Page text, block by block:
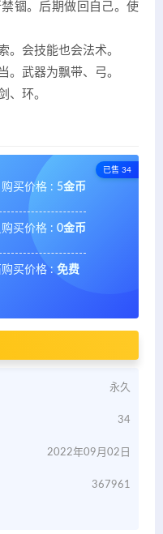
锢。后期做回自己。使
。会技能也会法术。
。武器为飘带、弓。
、环。
已售 34
买价格 : 5金币
买价格 : 0金币
买价格 : 免费
永久
34
2022年09月02日
367961